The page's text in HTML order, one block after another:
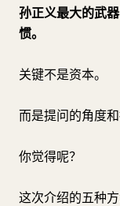
孙正义最大的武
惯。
关键不是资本。
而是提问的角度
你觉得呢？
这次介绍的五种